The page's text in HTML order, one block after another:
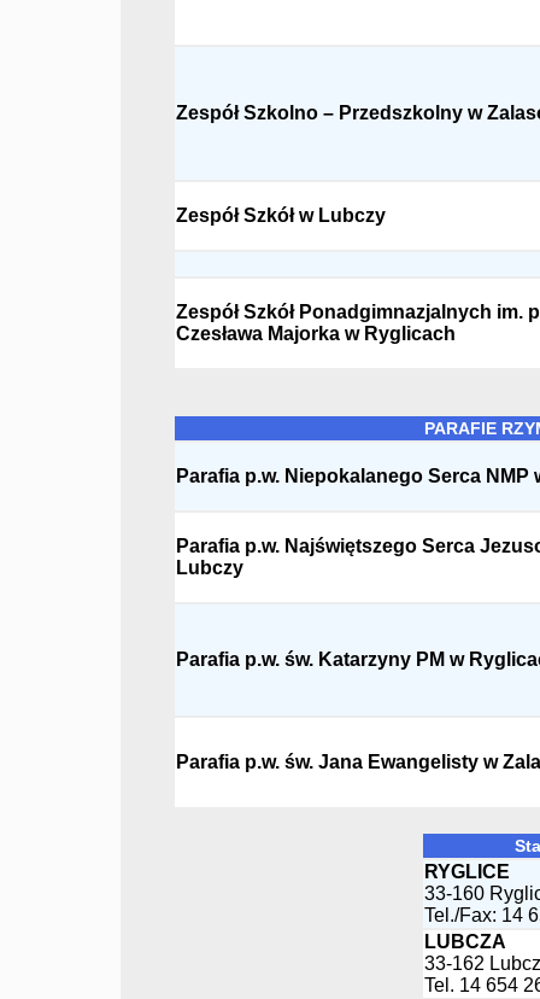
Zespół Szkolno – Przedszkolny w
Zespół Szkół w Lubczy
Zespół Szkół Ponadgimnazjalnych im.
Czesława Majorka w Ryglicach
PARAFIE
Parafia p.w. Niepokalanego Serca NMP
Parafia p.w. Najświętszego Serca
Lubczy
Parafia p.w. św. Katarzyny PM w
Parafia p.w. św. Jana Ewangelisty w
RYGLICE
33-160
Tel./Fax: 14
LUBCZA
33-162
Tel. 14 654